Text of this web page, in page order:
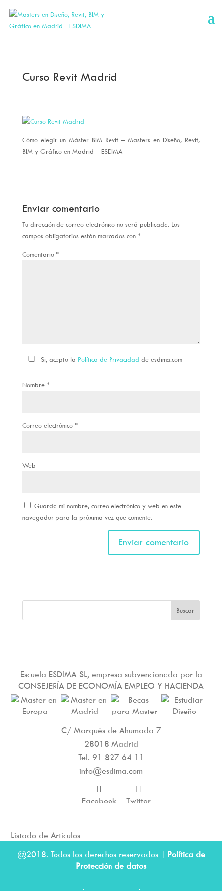
Curso Revit Madrid
Cómo elegir un Máster BIM Revit – Masters en Diseño, Revit,
BIM y Gráfico en Madrid – ESDIMA
Enviar comentario
Tu dirección de correo electrónico no será publicada. Los
campos obligatorios están marcados con *
Comentario *
Si, acepto la Política de Privacidad de esdima.com
Nombre *
Correo electrónico *
Web
Guarda mi nombre, correo electrónico y web en este
navegador para la próxima vez que comente.
Escuela ESDIMA SL, empresa subvencionada por la
CONSEJERÍA DE ECONOMÍA EMPLEO Y HACIENDA
C/ Marqués de Ahumada 7
28018 Madrid
Tel. 91 827 64 11
info@esdima.com
Facebook Twitter
Listado de Artículos
@2018. Todos los derechos reservados | Política de
Protección de datos